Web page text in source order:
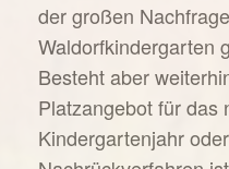
der großen
Waldorfkindergarten
Besteht aber
Platzangebot für das
Kindergartenjahr